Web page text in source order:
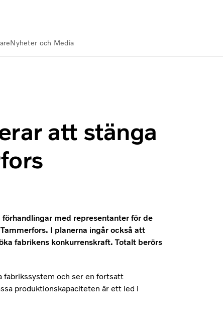
Nyheter och Media
att stänga
med representanter för de
I planerna ingår också att
fabrikens konkurrenskraft. Totalt berörs
fabrikssystem och ser en fortsatt
produktionskapaciteten är ett led i